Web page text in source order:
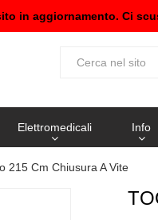
in aggiornamento. Ci
Elettromedicali Info
215 Cm Chiusura A Vite